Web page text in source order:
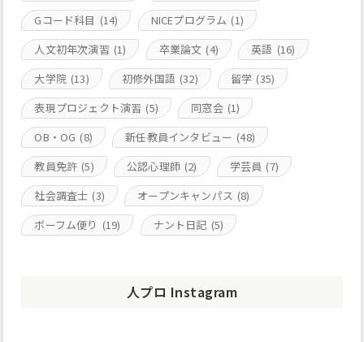
Gコード科目 (14) NICEプログラム (1)
人文初年次演習 (1) 卒業論文 (4) 英語 (16)
大学院 (13) 初修外国語 (32) 留学 (35)
表現プロジェクト演習 (5) 同窓会 (1)
OB・OG (8) 新任教員インタビュー (48)
教員免許 (5) 公認心理師 (2) 学芸員 (7)
社会調査士 (3) オープンキャンパス (8)
ボーフム便り (19) ナント日記 (5)
人プロ Instagram